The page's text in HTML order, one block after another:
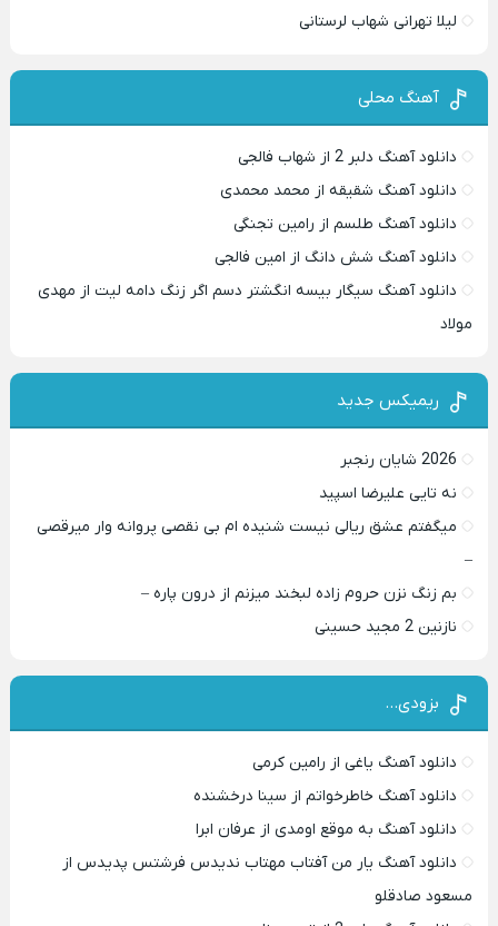
لیلا تهرانی شهاب لرستانی
آهنگ محلی
دانلود آهنگ دلبر 2 از شهاب فالجی
دانلود آهنگ شقیقه از محمد محمدی
دانلود آهنگ طلسم از رامین تجنگی
دانلود آهنگ شش دانگ از امین فالجی
دانلود آهنگ سیگار بیسه انگشتر دسم اگر زنگ دامه لیت از مهدی
مولاد
ریمیکس جدید
2026 شایان رنجبر
نه تایی علیرضا اسپید
میگفتم عشق ریالی نیست شنیده ام بی نقصی پروانه وار میرقصی
–
بم زنگ نزن حروم زاده لبخند میزنم از درون پاره –
نازنین 2 مجید حسینی
بزودی…
دانلود آهنگ یاغی از رامین کرمی
دانلود آهنگ خاطرخواتم از سینا درخشنده
دانلود آهنگ به موقع اومدی از عرفان ابرا
دانلود آهنگ یار من آفتاب مهتاب ندیدس فرشتس پدیدس از
مسعود صادقلو